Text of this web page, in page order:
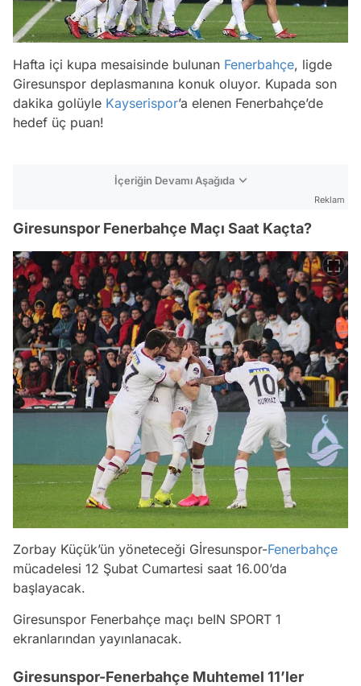
Hafta içi kupa mesaisinde bulunan Fenerbahçe, ligde
Giresunspor deplasmanına konuk oluyor. Kupada son
dakika golüyle Kayserispor’a elenen Fenerbahçe’de
hedef üç puan!
İçeriğin Devamı Aşağıda
Reklam
Giresunspor Fenerbahçe Maçı Saat Kaçta?
Zorbay Küçük’ün yöneteceği Gİresunspor-Fenerbahçe
mücadelesi 12 Şubat Cumartesi saat 16.00’da
başlayacak.
Giresunspor Fenerbahçe maçı beIN SPORT 1
ekranlarından yayınlanacak.
Giresunspor-Fenerbahçe Muhtemel 11’ler